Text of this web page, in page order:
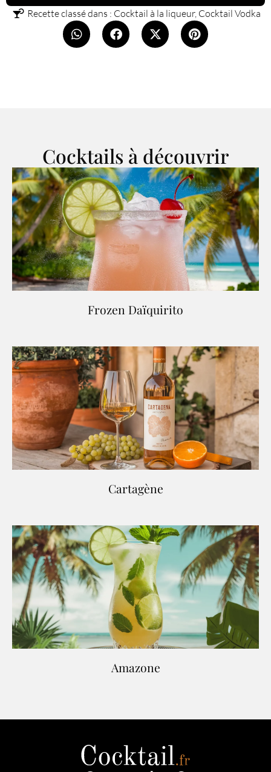
Recette classé dans : Cocktail à la liqueur, Cocktail Vodka
Cocktails à découvrir
Frozen Daïquirito
Cartagène
Amazone